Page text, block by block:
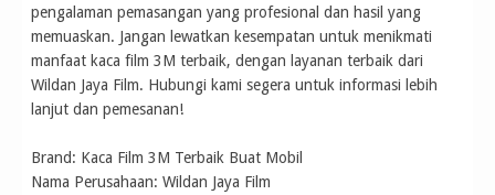
pengalaman pemasangan yang profesional dan hasil yang
memuaskan. Jangan lewatkan kesempatan untuk menikmati
manfaat kaca film 3M terbaik, dengan layanan terbaik dari
Wildan Jaya Film. Hubungi kami segera untuk informasi lebih
lanjut dan pemesanan!
Brand: Kaca Film 3M Terbaik Buat Mobil
Nama Perusahaan: Wildan Jaya Film